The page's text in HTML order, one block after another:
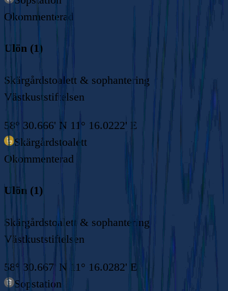
Okommenterad
Ulön (1)
Skärgårdstoalett & sophantering
Västkuststiftelsen
58° 30.666' N 11° 16.0222' E
Skärgårdstoalett
Okommenterad
Ulön (1)
Skärgårdstoalett & sophantering
Västkuststiftelsen
58° 30.667' N 11° 16.0282' E
Sopstation